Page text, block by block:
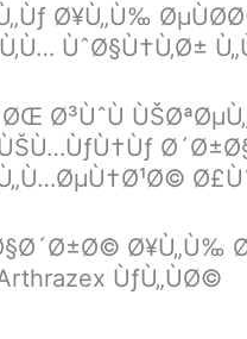
Ø¥Ù„Ù‰
ÙˆØ§Ù†Ù‚Ø±
Ø³ÙˆÙ
Ø¥Ù„Ù‰
ÙƒÙ„ÙØ©